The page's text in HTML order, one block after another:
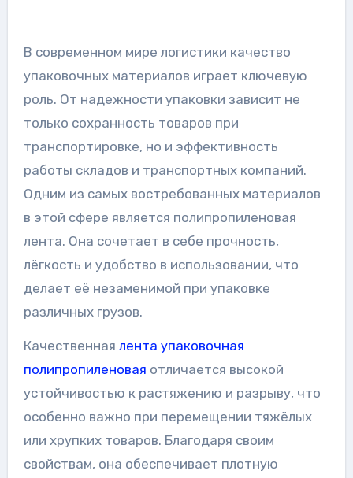
В современном мире логистики качество
упаковочных материалов играет ключевую
роль. От надежности упаковки зависит не
только сохранность товаров при
транспортировке, но и эффективность
работы складов и транспортных компаний.
Одним из самых востребованных материалов
в этой сфере является полипропиленовая
лента. Она сочетает в себе прочность,
лёгкость и удобство в использовании, что
делает её незаменимой при упаковке
различных грузов.
Качественная лента упаковочная
полипропиленовая отличается высокой
устойчивостью к растяжению и разрыву, что
особенно важно при перемещении тяжёлых
или хрупких товаров. Благодаря своим
свойствам, она обеспечивает плотную